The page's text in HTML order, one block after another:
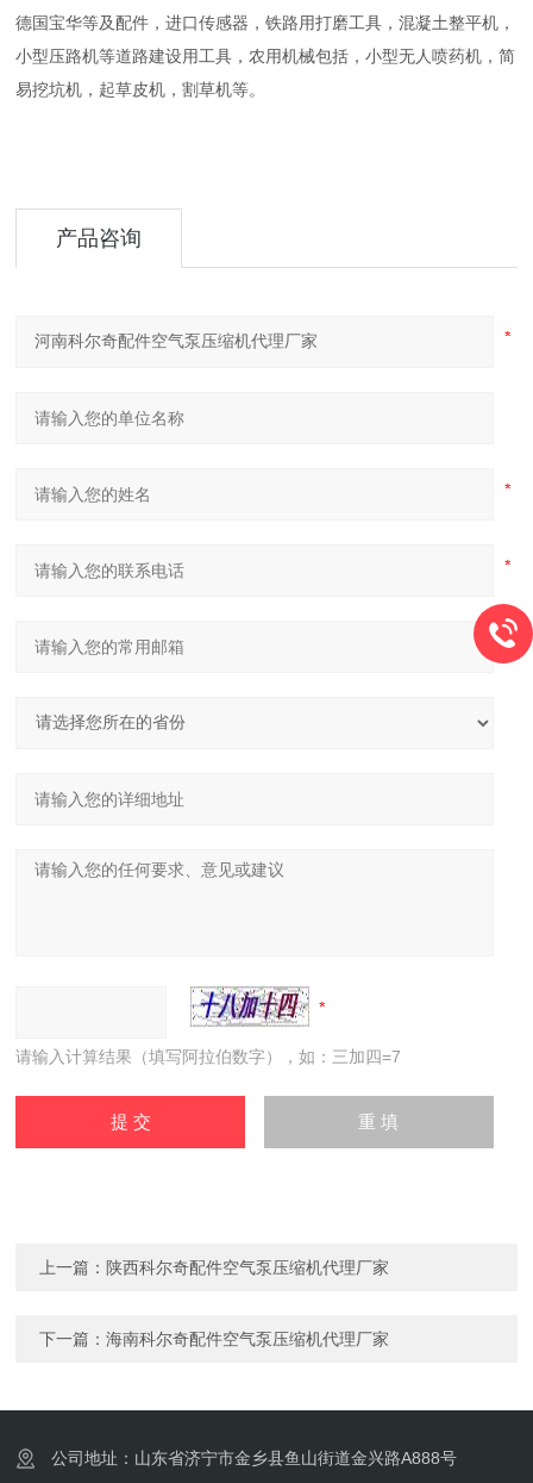
德国宝华等及配件，进口传感器，铁路用打磨工具，混凝土整平机，
小型压路机等道路建设用工具，农用机械包括，小型无人喷药机，简
易挖坑机，起草皮机，割草机等。
产品咨询
请输入计算结果（填写阿拉伯数字），如：三加四=7
上一篇： 陕西科尔奇配件空气泵压缩机代理厂家
下一篇：海南科尔奇配件空气泵压缩机代理厂家
公司地址：山东省济宁市金乡县鱼山街道金兴路A888号